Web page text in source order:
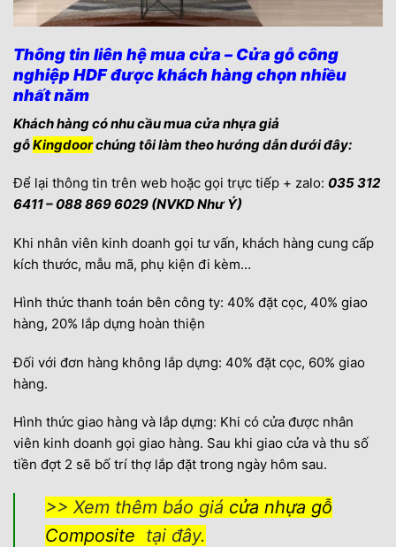
Thông tin liên hệ mua cửa – Cửa gỗ công
nghiệp HDF được khách hàng chọn nhiều
nhất năm
Khách hàng có nhu cầu mua cửa nhựa giả
gỗKingdoorchúng tôi làm theo hướng dẫn dưới đây:
Để lại thông tin trên web hoặc gọi trực tiếp + zalo: 035 312
6411 – 088 869 6029 (NVKD Như Ý)
Khi nhân viên kinh doanh gọi tư vấn, khách hàng cung cấp
kích thước, mẫu mã, phụ kiện đi kèm…
Hình thức thanh toán bên công ty: 40% đặt cọc, 40% giao
hàng, 20% lắp dựng hoàn thiện
Đối với đơn hàng không lắp dựng: 40% đặt cọc, 60% giao
hàng.
Hình thức giao hàng và lắp dựng: Khi có cửa được nhân
viên kinh doanh gọi giao hàng. Sau khi giao cửa và thu số
tiền đợt 2 sẽ bố trí thợ lắp đặt trong ngày hôm sau.
>> Xem thêm báo giá cửa nhựa gỗ
Composite tại đây.